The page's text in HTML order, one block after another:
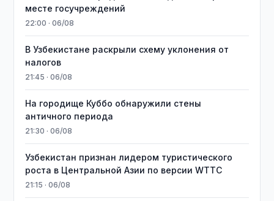
месте госучреждений
22:00 · 06/08
В Узбекистане раскрыли схему уклонения от
налогов
21:45 · 06/08
На городище Куббо обнаружили стены
античного периода
21:30 · 06/08
Узбекистан признан лидером туристического
роста в Центральной Азии по версии WTTC
21:15 · 06/08